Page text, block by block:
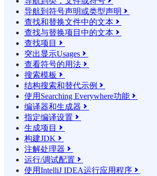
导航到符号声明或类型声明 
查找和替换文件中的文本 
查找与替换项目中的文本 
查找项目 
突出显示Usages 
查看符号的用法 
搜索模板 
结构搜索和替代示例 
使用Searching Everywhere功能 
编译器和生成器 
指定编译设置 
生成项目 
构建JDK 
注解处理器 
运行/调试配置 
使用IntelliJ IDEA运行应用程序 